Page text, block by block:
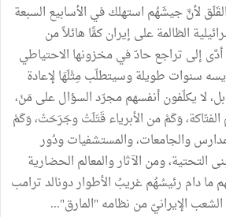
لأنَّ جيشَهُم استهلك في الأسابيع السبعة
الظالمة على إيران كمًّا هائلاً من
أدَّى إلى تراجع حادّ في مخزونها الاحتياطي
سنوات طويلة وسيتطلّب مِثْلَهَا لإعادة
لا يكلّفون أنفسهم مجرّد السؤال على مَنْ،
وَكَمْ من الأبرياء قَتَلَتْ وجَرَحَتْ، وَكَمْ
والجامعات، والمستشفيات ودُور
التحتية، ومن الآثار والمعالم الحضارية
ما دام رئيسُهُم غريبُ الأطوار دونالد ترامب
الإيرانيّ من نظامه "المارق"...